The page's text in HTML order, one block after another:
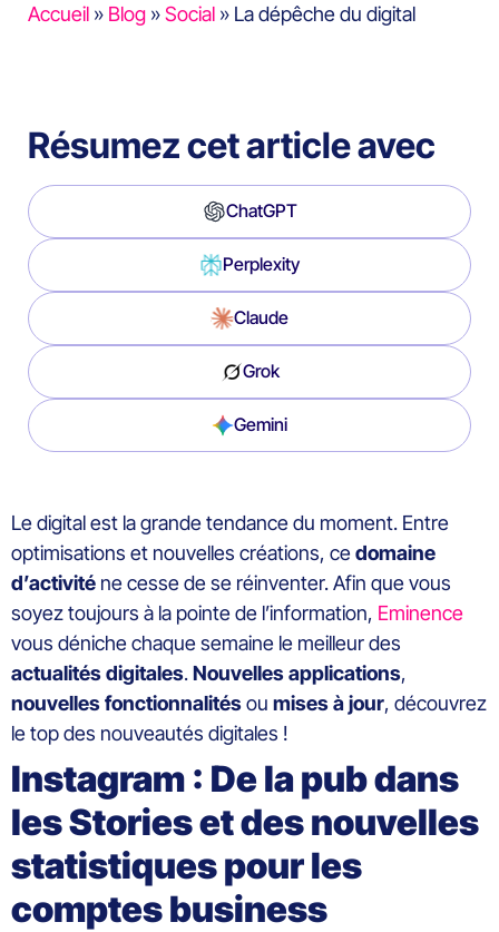
Accueil » Blog »Social » La dépêche du digital
Résumez cet article avec
ChatGPT
Perplexity
Claude
Grok
Gemini
Le digital est la grande tendance du moment. Entre
optimisations et nouvelles créations, cedomaine
d’activité ne cesse de se réinventer. Afin que vous
soyez toujours à la pointe de l’information, Eminence
vous déniche chaque semaine le meilleur des
actualités digitales.Nouvellesapplications,
nouvellesfonctionnalitésou misesàjour, découvrez
le top des nouveautés digitales !
Instagram : De la pub dans
les Stories et des nouvelles
statistiques pour les
comptes business